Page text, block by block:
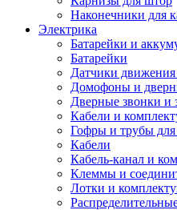
Наконечники для
Электрика
Батарейки и
Батарейки
Датчики
Домофоны и
Дверные звонки и
Кабели и
Гофры и трубы для
Кабели
Кабель-канал и
Клеммы и
Лотки и